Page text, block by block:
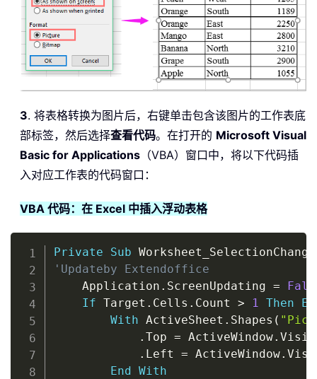
3. 将表格转换为图片后，右键单击包含该图片的工作表底
部标签，然后选择查看代码。在打开的 Microsoft Visual
Basic for Applications （VBA）窗口中，将以下代码插
入对应工作表的代码窗口：
VBA 代码：在 Excel 中插入浮动表格
Private Sub Worksheet_SelectionChange
'Updateby Extendoffice
    Application
. ScreenUpdating =
If Target . Cells . Count > 1 Then
With ActiveSheet . Shapes (
. Top = ActiveWindow.
. Left = ActiveWindow.
End With
Copy